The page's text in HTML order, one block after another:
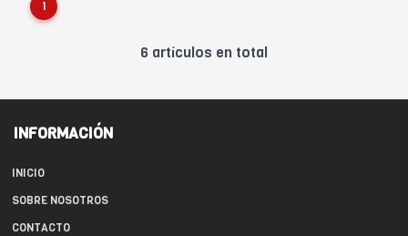
1
6 artículos en total
INFORMACIÓN
INICIO
SOBRE NOSOTROS
CONTACTO